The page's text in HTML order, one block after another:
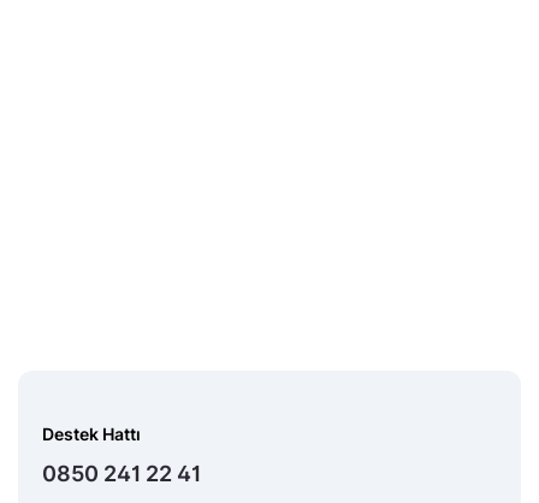
Destek Hattı
0850 241 22 41